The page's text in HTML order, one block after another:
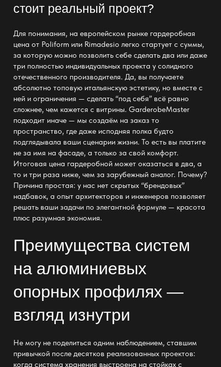
стоит реальный проект?
Для понимания, на европейском рынке гардеробная
цена от Poliform или Rimadesio легко стартует с суммы,
за которую можно позволить себе сделать два или даже
три полностью индивидуальных проекта у солидного
отечественного производителя. Да, вы получаете
абсолютно топовую итальянскую эстетику, но вместе с
ней и ограничения — сделать “под себя” всё равно
сложнее, чем кажется с витрины. GarderobeMaster
подходит иначе — мы создаём на заказ то
пространство, где даже исподняя полка будто
подглядывала ваши сценарии жизни. То есть вы платите
не за имя на фасаде, а только за свой комфорт.
Итоговая цена гардеробной может оказаться в два, а
то и три раза ниже, чем за зарубежный аналог. Почему?
Причина простая: у нас нет скрытых “брендовых”
надбавок, а опыт архитекторов и инженеров позволяет
решать ваши задачи по элегантной формуле — красота
плюс разумная экономия.
Преимущества систем
на алюминиевых
опорных профилях —
взгляд изнутри
Не могу не поделиться одним наблюдением, ставшим
привычкой после десятков реализованных проектов:
когда система хранения выстроена на стойках с